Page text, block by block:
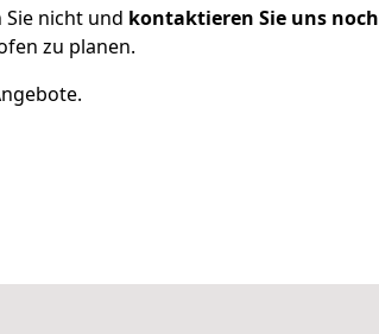
Sie nicht und kontaktieren Sie uns noch
zu planen.